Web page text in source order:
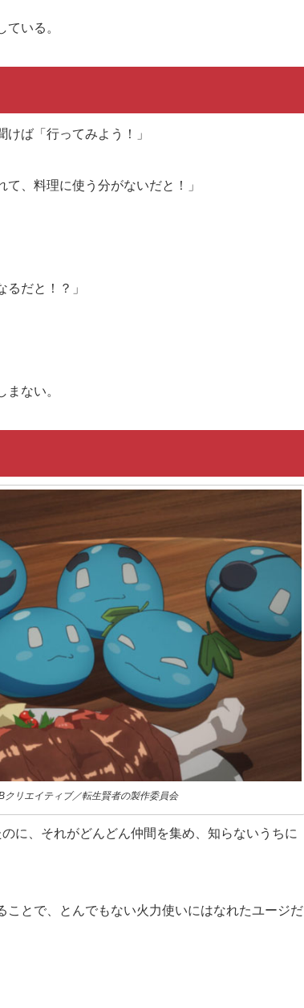
いる。
ば「行ってみよう！」
て、料理に使う分がないだと！」
るだと！？」
ない。
クリエイティブ／転生賢者の製作委員会
に、それがどんどん仲間を集め、知らないうちに
ことで、とんでもない火力使いにはなれたユージだ